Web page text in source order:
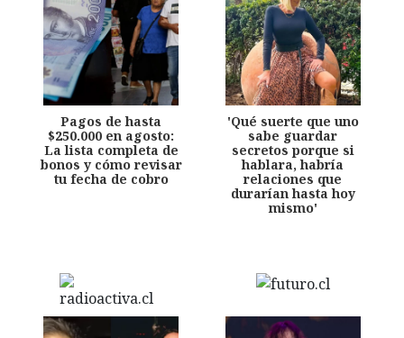
Pagos de hasta
$250.000 en agosto:
La lista completa de
bonos y cómo revisar
tu fecha de cobro
'Qué suerte que uno
sabe guardar
secretos porque si
hablara, habría
relaciones que
durarían hasta hoy
mismo'